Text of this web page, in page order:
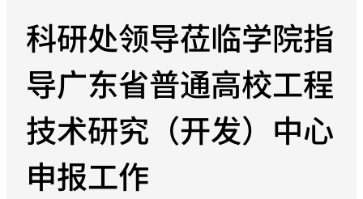
科研处领导莅临学院指
导广东省普通高校工程
技术研究（开发）中心
申报工作